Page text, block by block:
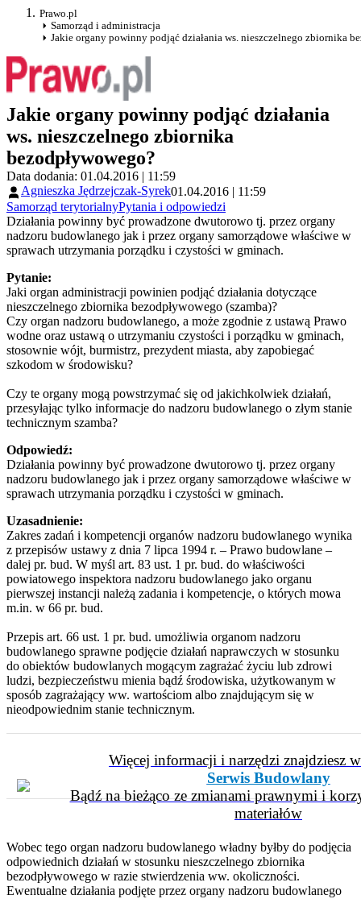
Prawo.pl
Samorząd i administracja
Jakie organy powinny podjąć działania ws. nieszczelnego zbiornika
Jakie organy powinny podjąć działania
ws. nieszczelnego zbiornika
bezodpływowego?
Data dodania: 01.04.2016 | 11:59
Agnieszka Jędrzejczak-Syrek01.04.2016 | 11:59
Samorząd terytorialnyPytania i odpowiedzi
Działania powinny być prowadzone dwutorowo tj. przez organy
nadzoru budowlanego jak i przez organy samorządowe właściwe w
sprawach utrzymania porządku i czystości w gminach.
Pytanie:
Jaki organ administracji powinien podjąć działania dotyczące
nieszczelnego zbiornika bezodpływowego (szamba)?
Czy organ nadzoru budowlanego, a może zgodnie z ustawą Prawo
wodne oraz ustawą o utrzymaniu czystości i porządku w gminach,
stosownie wójt, burmistrz, prezydent miasta, aby zapobiegać
szkodom w środowisku?
Czy te organy mogą powstrzymać się od jakichkolwiek działań,
przesyłając tylko informacje do nadzoru budowlanego o złym stanie
technicznym szamba?
Odpowiedź:
Działania powinny być prowadzone dwutorowo tj. przez organy
nadzoru budowlanego jak i przez organy samorządowe właściwe w
sprawach utrzymania porządku i czystości w gminach.
Uzasadnienie:
Zakres zadań i kompetencji organów nadzoru budowlanego wynika
z przepisów ustawy z dnia 7 lipca 1994 r. – Prawo budowlane –
dalej pr. bud. W myśl art. 83 ust. 1 pr. bud. do właściwości
powiatowego inspektora nadzoru budowlanego jako organu
pierwszej instancji należą zadania i kompetencje, o których mowa
m.in. w 66 pr. bud.
Przepis art. 66 ust. 1 pr. bud. umożliwia organom nadzoru
budowlanego sprawne podjęcie działań naprawczych w stosunku
do obiektów budowlanych mogącym zagrażać życiu lub zdrowi
ludzi, bezpieczeństwu mienia bądź środowiska, użytkowanym w
sposób zagrażający ww. wartościom albo znajdującym się w
nieodpowiednim stanie technicznym.
Więcej informacji i narzędzi znajdziesz
Serwis Budowlany
Bądź na bieżąco ze zmianami prawnymi i
materiałów
Wobec tego organ nadzoru budowlanego władny byłby do podjęcia
odpowiednich działań w stosunku nieszczelnego zbiornika
bezodpływowego w razie stwierdzenia ww. okoliczności.
Ewentualne działania podjęte przez organy nadzoru budowlanego